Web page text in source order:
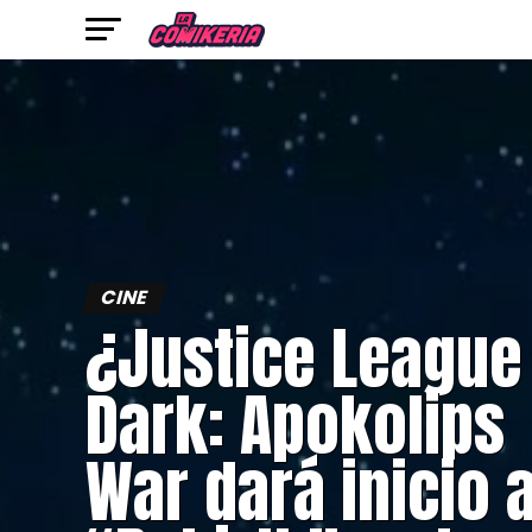
CINE
¿Justice League
Dark: Apokolips
War dará inicio